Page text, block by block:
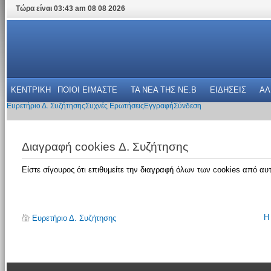
Τώρα είναι 03:43 am 08 08 2026
ΚΕΝΤΡΙΚΗ ΠΟΙΟΙ ΕΙΜΑΣΤΕ ΤΑ ΝΕΑ THΣ NE.B ΕΙΔΗΣΕΙΣ
Ευρετήριο Δ. ΣυζήτησηςΣυχνές Ερωτήσεις ΕγγραφήΣύνδεση
Διαγραφή cookies Δ. Συζήτησης
Είστε σίγουρος ότι επιθυμείτε την διαγραφή όλων των cookies από
Ευρετήριο Δ. Συζήτησης Η